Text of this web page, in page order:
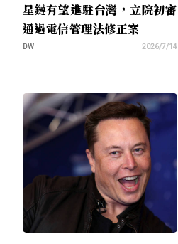
星鏈有望進駐台灣，立院初審
通過電信管理法修正案
DW 2026/7/14